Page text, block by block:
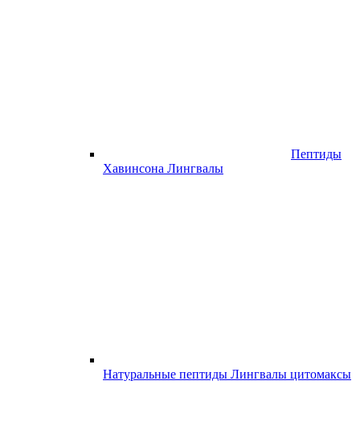
Пептиды
Хавинсона Лингвалы
Натуральные пептиды Лингвалы цитомаксы